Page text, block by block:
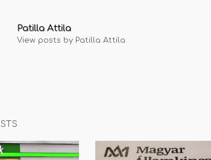
Patilla Attila
View posts by Patilla Attila